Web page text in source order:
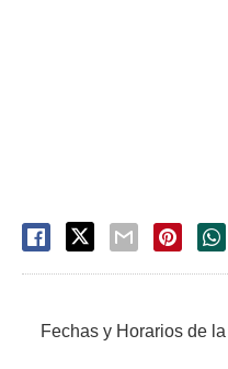
Fechas y Horarios de